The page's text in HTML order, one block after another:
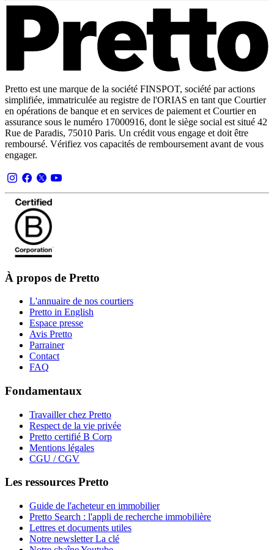
Pretto est une marque de la société FINSPOT, société par actions
simplifiée, immatriculée au registre de l'ORIAS en tant que Courtier
en opérations de banque et en services de paiement et Courtier en
assurance sous le numéro 17000916, dont le siège social est situé 42
Rue de Paradis, 75010 Paris. Un crédit vous engage et doit être
remboursé. Vérifiez vos capacités de remboursement avant de vous
engager.
À propos de Pretto
L'annuaire de nos courtiers
Pretto in English
Espace presse
Avis Pretto
Parrainer
Contact
FAQ
Fondamentaux
Travailler chez Pretto
Respect de la vie privée
Pretto certifié B Corp
Mentions légales
CGU / CGV
Les ressources Pretto
Guide de l'acheteur en immobilier
Pretto Search : l'appli de recherche immobilière
Lettres et documents utiles
Notre newsletter La clé